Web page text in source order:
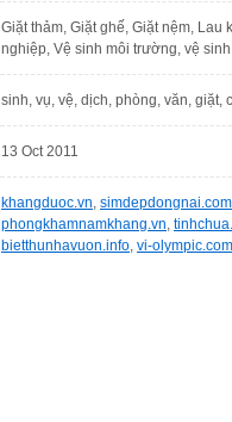
Giặt thảm, Giặt ghế, Giặt nệm,
nghiệp, Vệ sinh môi trường, vệ
sinh, vụ, vệ, dịch, phòng, văn, giặt,
13 Oct 2011
khangduoc.vn, simdepdongnai.com
phongkhamnamkhang.vn,
bietthunhavuon.info, vi-olympic.com